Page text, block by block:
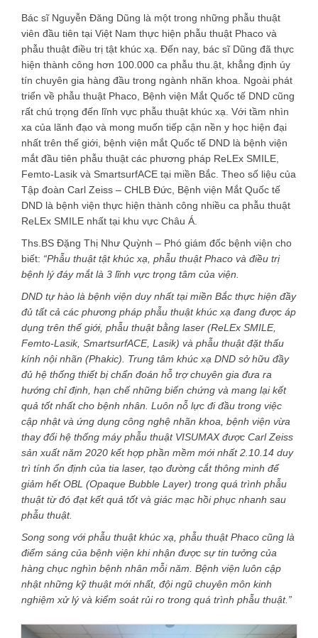
Bác sĩ Nguyễn Đăng Dũng là một trong những phẫu thuật
viên đầu tiên tại Việt Nam thực hiện phẫu thuật Phaco và
phẫu thuật điều trị tật khúc xạ. Đến nay, bác sĩ Dũng đã thực
hiện thành công hơn 100.000 ca phẫu thu.ật, khẳng định úy
tín chuyên gia hàng đầu trong ngành nhãn khoa. Ngoài phát
triển về phẫu thuật Phaco, Bệnh viện Mắt Quốc tế DND cũng
rất chú trọng đến lĩnh vực phẫu thuật khúc xạ. Với tầm nhìn
xa của lãnh đạo và mong muốn tiếp cận nền y học hiện đại
nhất trên thế giới, bệnh viện mắt Quốc tế DND là bệnh viện
mắt đầu tiên phẫu thuật các phương pháp ReLEx SMILE,
Femto-Lasik và SmartsurfACE tại miền Bắc. Theo số liệu của
Tập đoàn Carl Zeiss – CHLB Đức, Bệnh viện Mắt Quốc tế
DND là bệnh viện thực hiện thành công nhiều ca phẫu thuật
ReLEx SMILE nhất tại khu vực Châu Á.
Ths.BS Đặng Thị Như Quỳnh – Phó giám đốc bệnh viện cho
biết: “Phẫu thuật tật khúc xạ, phẫu thuật Phaco và điều trị
bệnh lý đáy mắt là 3 lĩnh vực trọng tâm của viện.
DND tự hào là bệnh viện duy nhất tại miền Bắc thực hiện đầy
đủ tất cả các phương pháp phẫu thuật khúc xạ đang được áp
dụng trên thế giới, phẫu thuật bằng laser (ReLEx SMILE,
Femto-Lasik, SmartsurfACE, Lasik) và phẫu thuật đặt thấu
kính nội nhãn (Phakic). Trung tâm khúc xạ DND sở hữu đầy
đủ hệ thống thiết bị chẩn đoán hỗ trợ chuyên gia đưa ra
hướng chỉ định, hạn chế những biến chứng và mang lại kết
quả tốt nhất cho bệnh nhân. Luôn nỗ lực đi đầu trong việc
cập nhật và ứng dụng công nghệ nhãn khoa, bệnh viện vừa
thay đổi hệ thống máy phẫu thuật VISUMAX được Carl Zeiss
sản xuất năm 2020 kết hợp phần mềm mới nhất 2.10.14 duy
trì tính ổn định của tia laser, tạo đường cắt thông minh để
giảm hết OBL (Opaque Bubble Layer) trong quá trình phẫu
thuật từ đó đạt kết quả tốt và giác mạc hồi phục nhanh sau
phẫu thuật.
Song song với phẫu thuật khúc xạ, phẫu thuật Phaco cũng là
điểm sáng của bệnh viện khi nhận được sự tin tưởng của
hàng chục nghìn bệnh nhân mỗi năm. Bệnh viện luôn cập
nhật những kỹ thuật mới nhất, đội ngũ chuyên môn kinh
nghiệm xử lý và kiểm soát rủi ro trong quá trình phẫu thuật.”